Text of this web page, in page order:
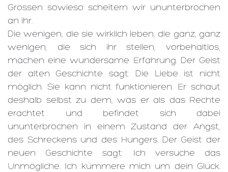
Grossen sowieso scheitern wir ununterbrochen
an ihr.
Die wenigen, die sie wirklich leben, die ganz, ganz
wenigen, die sich ihr stellen, vorbehaltlos,
machen eine wundersame Erfahrung. Der Geist
der alten Geschichte sagt: Die Liebe ist nicht
möglich. Sie kann nicht funktionieren. Er schaut
deshalb selbst zu dem, was er als das Rechte
erachtet und befindet sich dabei
ununterbrochen in einem Zustand der Angst,
des Schreckens und des Hungers. Der Geist der
neuen Geschichte sagt: Ich versuche das
Unmögliche. Ich kümmere mich um dein Glück.